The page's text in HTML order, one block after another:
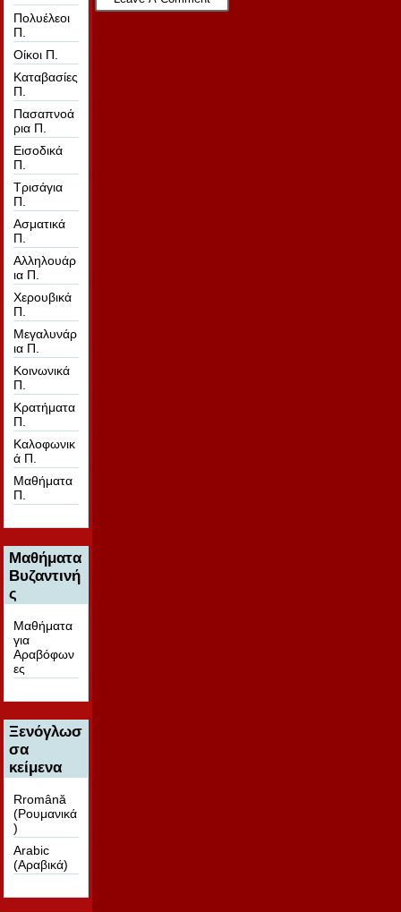
Πολυέλεοι
Π.
Οίκοι Π.
Καταβασίες
Π.
Πασαπνοά
ρια Π.
Εισοδικά
Π.
Τρισάγια
Π.
Ασματικά
Π.
Αλληλουάρ
ια Π.
Χερουβικά
Π.
Μεγαλυνάρ
ια Π.
Κοινωνικά
Π.
Κρατήματα
Π.
Καλοφωνικ
ά Π.
Μαθήματα
Π.
Μαθήματα
Βυζαντινή
ς
Μαθήματα
για
Αραβόφων
ες
Ξενόγλωσ
σα
κείμενα
Rromână
(Ρουμανικά
)
Arabic
(Αραβικά)